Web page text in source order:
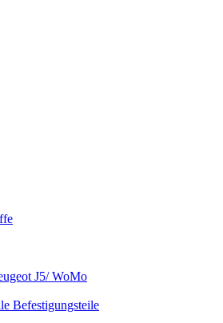
J5/ WoMo
Befestigungsteile